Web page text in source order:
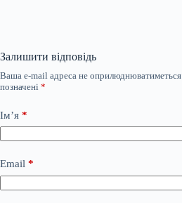
Залишити відповідь
Ваша e-mail адреса не оприлюднюватиметься.
позначені *
Ім’я *
Email *